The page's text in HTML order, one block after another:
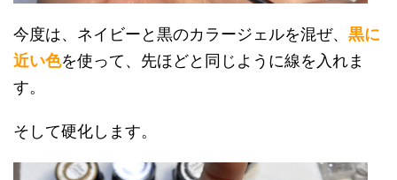
今度は、ネイビーと黒のカラージェルを混ぜ、 黒に
近い色を使って、先ほどと同じように線を入れま
す。
そして硬化します。